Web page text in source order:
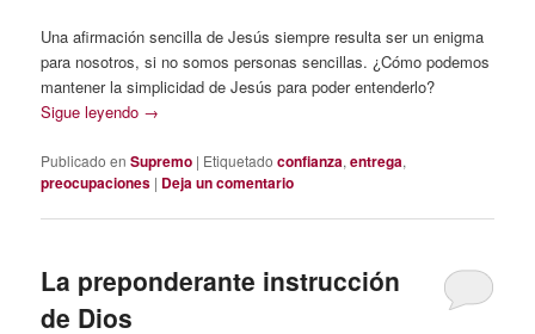
Una afirmación sencilla de Jesús siempre resulta ser un enigma
para nosotros, si no somos personas sencillas. ¿Cómo podemos
mantener la simplicidad de Jesús para poder entenderlo?
Sigue leyendo →
Publicado en Supremo | Etiquetado confianza,entrega,
preocupaciones | Deja un comentario
La preponderante instrucción
de Dios